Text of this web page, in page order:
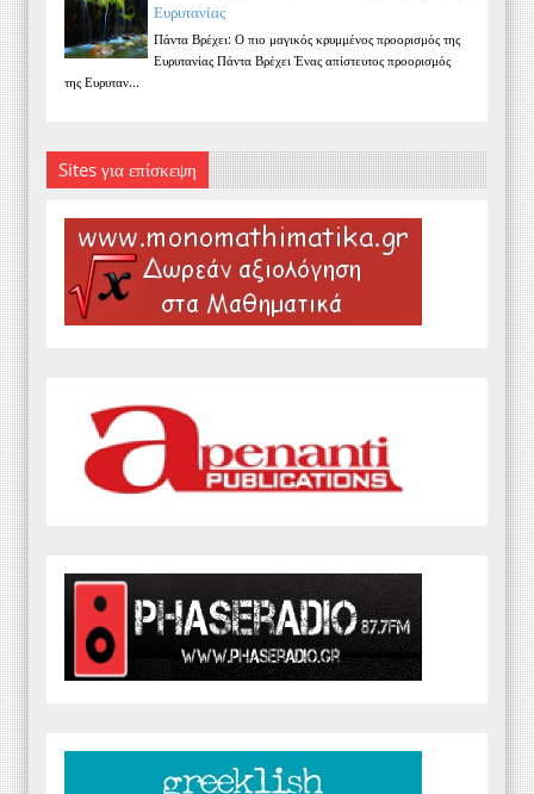
Ευρυτανίας
Πάντα Βρέχει: Ο πιο μαγικός κρυμμένος προορισμός της
Ευρυτανίας Πάντα Βρέχει Ένας απίστευτος προορισμός
της Ευρυταν...
Sites για επίσκεψη